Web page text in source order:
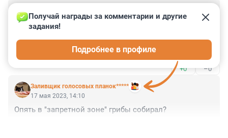
17 мая 2023, 15:41
Россия: по данным на 2011 год, Россия имеет на
хранении большое количество реактивных снарядов
9М27К3 с минами ПФМ-1С с истекшими сроками
хранения[15]. Россия производила новые мины
ПФМ-1С после 1992 года, но заявляла, что в 1997 году
прекратила их производство[1].
+0 –0
Заливщик голосовых планок*****
Получай награды за комментарии и другие
задания!
Подробнее в профиле
17 мая 2023, 14:10
Опять в "запретной зоне" грибы собирал?